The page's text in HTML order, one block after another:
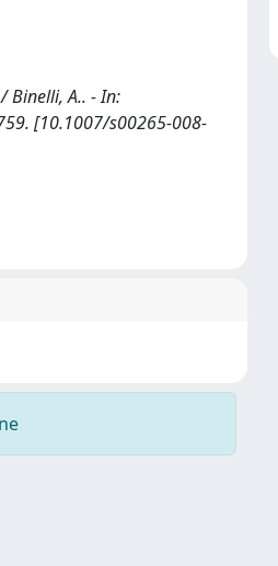
Binelli, A.. - In:
[10.1007/s00265-008-